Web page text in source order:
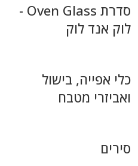
סדרת Oven Glass -
לוק אנד לוק
כלי אפייה, בישול
ואביזרי מטבח
סירים